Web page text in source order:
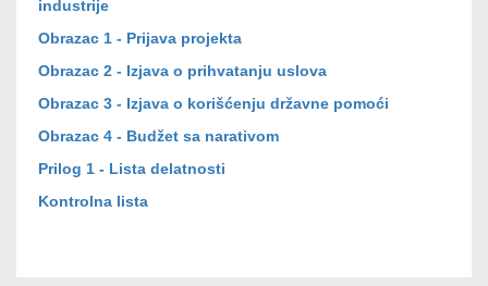
industrije
Obrazac 1 - Prijava projekta
Obrazac 2 - Izjava o prihvatanju uslova
Obrazac 3 - Izjava o korišćenju državne pomoći
Obrazac 4 - Budžet sa narativom
Prilog 1 - Lista delatnosti
Kontrolna lista